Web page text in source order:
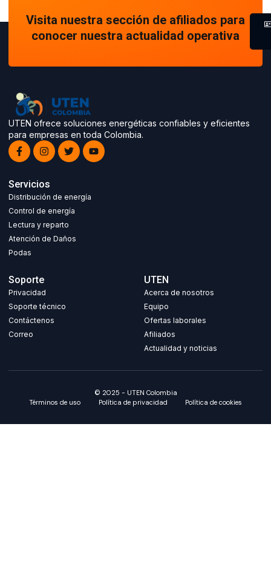
Visita nuestra sección de afiliados para
conocer nuestra actualidad operativa
UTEN ofrece soluciones energéticas confiables y eficientes
para empresas en toda Colombia.
Servicios
Distribución de energía
Control de energía
Lectura y reparto
Atención de Daños
Podas
Soporte
Privacidad
Soporte técnico
Contáctenos
Correo
UTEN
Acerca de nosotros
Equipo
Ofertas laborales
Afiliados
Actualidad y noticias
© 2025 - UTEN Colombia
Términos de uso
Política de privacidad Política de cookies